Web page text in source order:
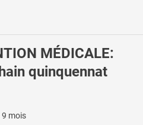
MÉDICALE:
quinquennat
9 mois